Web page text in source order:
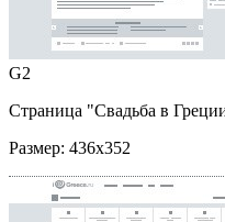
G2
Страница "Свадьба в
Размер: 436x352